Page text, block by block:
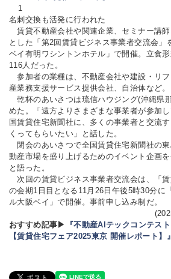
1
名刺交換も活発に行われた
賃貸不動産会社や関連企業、セミナー講
とした「第2回賃貸ビジネス事業者交流会」
ベイ有明ワシントンホテル」で開催。立食
116人だった。
参加者の業種は、不動産会社や建設・リ
産業務支援サービス提供会社、自治体など。
乾杯のあいさつは琉信ハウジング(沖縄県
めた。「遠方よりさまざまな事業者が参加
国賃貸住宅新聞社に、多くの事業者と交流
くってもらいたい」と話した。
閉会のあいさつで全国賃貸住宅新聞社の
動産市場を盛り上げるためのイベント企画を
と語った。
次回の賃貸ビジネス事業者交流会は、「賃
の会期1日目となる11月26日午後5時30分に
ル大阪ベイ」で開催。事前申し込み制だ。
おすすめ記事▶
『不動産AIテックコンテス
【賃貸住宅フェア2025東京 開催レポート】』